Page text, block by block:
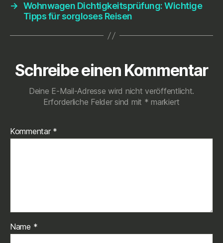
→ Wohnwagen Dichtigkeitsprüfung: Wichtige
Tipps für sorgloses Reisen
Schreibe einen Kommentar
Deine E-Mail-Adresse wird nicht veröffentlicht.
Erforderliche Felder sind mit * markiert
Kommentar *
Name *